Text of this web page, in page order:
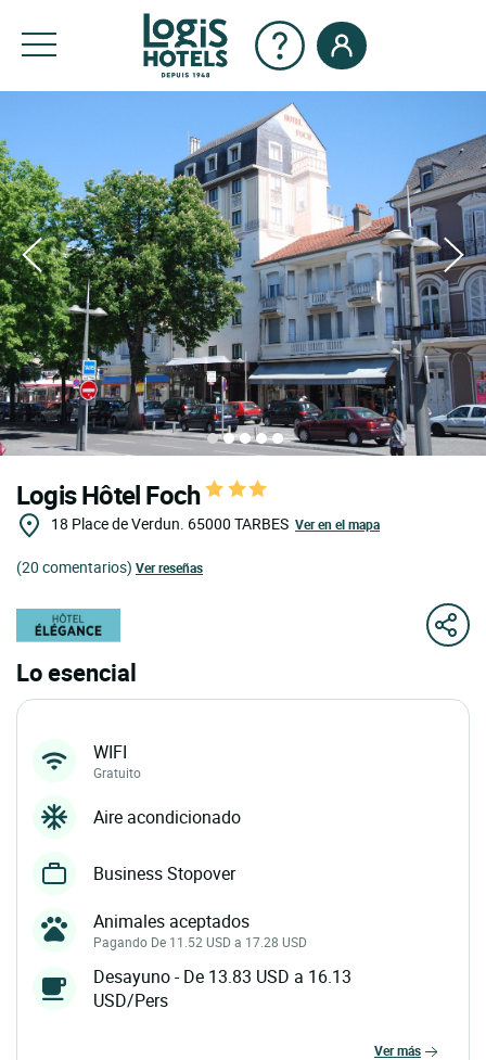
Logis Hôtel Foch
18 Place de Verdun. 65000 TARBES Ver en el mapa
(20 comentarios) Ver reseñas
Lo esencial
WIFI
Gratuito
Aire acondicionado
Business Stopover
Animales aceptados
Pagando De 11.52 USD a 17.28 USD
Desayuno - De 13.83 USD a 16.13
USD/Pers
ver más